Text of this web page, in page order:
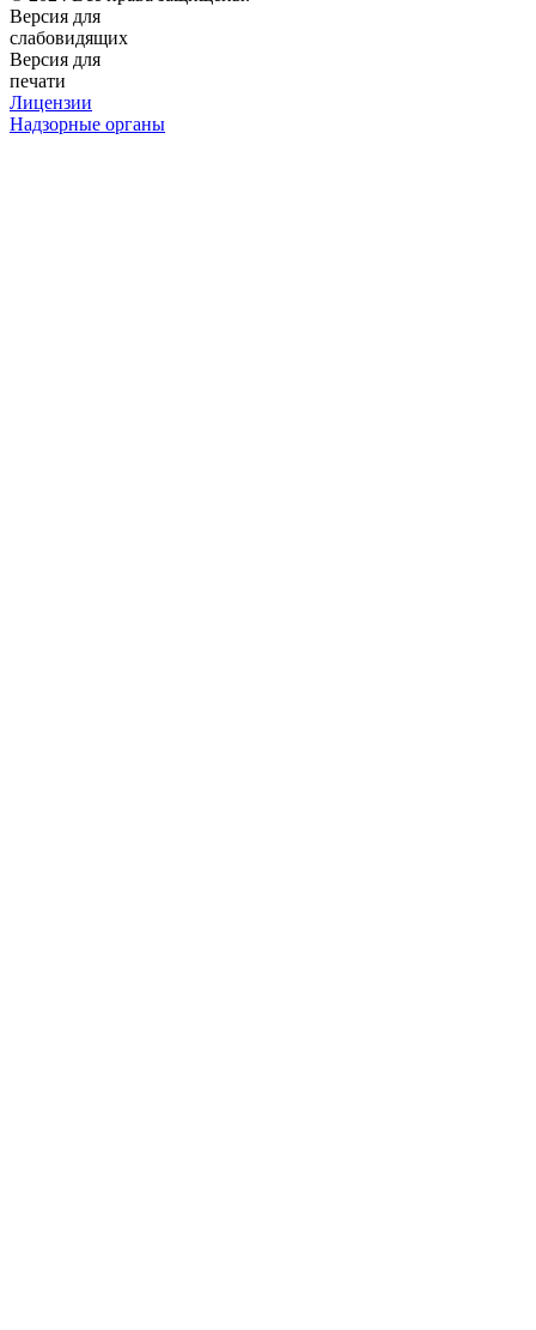
Версия для
слабовидящих
Версия для
печати
Лицензии
Надзорные органы